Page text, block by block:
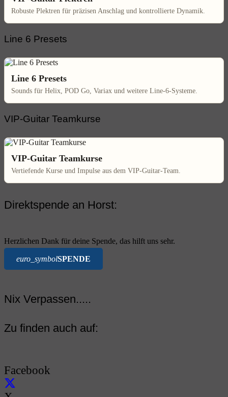
Robuste Plektren für präzisen Anschlag und kontrollierte Dynamik.
Line 6 Presets
Line 6 Presets
Sounds für Helix, POD Go, Variax und weitere Line-6-Systeme.
VIP-Guitar Teamkurse
VIP-Guitar Teamkurse
Vertiefende Kurse und Impulse aus dem VIP-Guitar-Team.
Direktspende an Horst:
Herzlichen Dank für deine Spende, das hilft uns sehr.
euro_symbolSPENDE
Nix Verpassen.....
Zu finden auch auf:
Facebook